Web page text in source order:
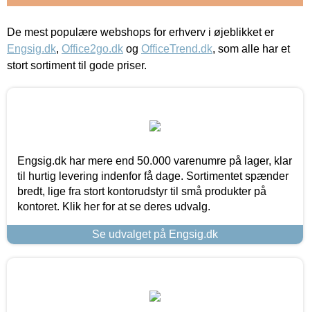
De mest populære webshops for erhverv i øjeblikket er
Engsig.dk, Office2go.dk og OfficeTrend.dk, som alle har et
stort sortiment til gode priser.
Engsig.dk har mere end 50.000 varenumre på lager, klar
til hurtig levering indenfor få dage. Sortimentet spænder
bredt, lige fra stort kontorudstyr til små produkter på
kontoret. Klik her for at se deres udvalg.
Se udvalget på Engsig.dk